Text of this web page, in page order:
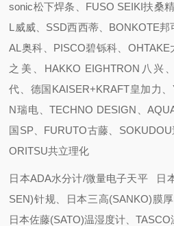
sonic松下焊条、FUSO SEIKI扶桑
L威威、SSD西西蒂、BONKOTE
AL奥科、PISCO碧铄科、
之美、HAKKO EIGHTRON八兴
代、德国KAISER+KRAFT皇加力
N瑞电、TECHNO DESIGN、
国SP、FURUTO古藤、
ORITSU共立理化
日本ADA水分计/微量电子天平 日
SEN)针规、日本三高(SANKO)膜
日本佐藤(SATO)温湿度计、